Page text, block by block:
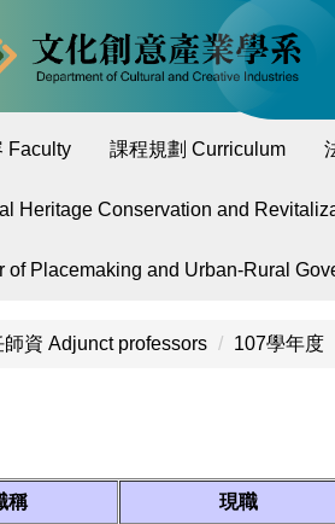
Faculty 課程規劃 Curriculum
Heritage Conservation and
of Placemaking and Urban-Rural
師資 Adjunct professors 107學年度
稱 現職